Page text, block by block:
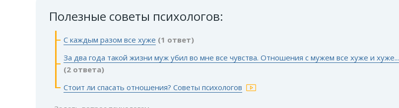
Полезные советы психологов:
С каждым разом все хуже (1 ответ)
За два года такой жизни муж убил во мне все чувства. Отношения с мужем все хуже и хуже...
(2 ответа)
Стоит ли спасать отношения? Советы психологов